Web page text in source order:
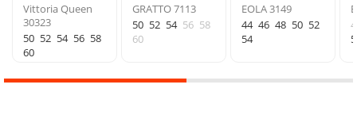
Vittoria Queen
30323
50 52 54 56 58
60
GRATTO 7113
50 52 54 56 58
60
EOLA 3149
44 46 48 50 52
54